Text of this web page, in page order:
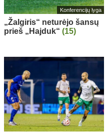
Konferencijų lyga
„Žalgiris“ neturėjo šansų
prieš „Hajduk“ (15)